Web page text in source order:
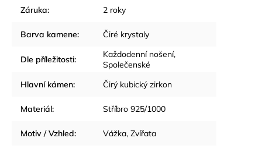
Záruka: 2 roky
Barva kamene: Čiré krystaly
Dle příležitosti: Každodenní nošení,
Společenské
Hlavní kámen: Čirý kubický zirkon
Materiál: Stříbro 925/1000
Motiv / Vzhled: Vážka, Zvířata